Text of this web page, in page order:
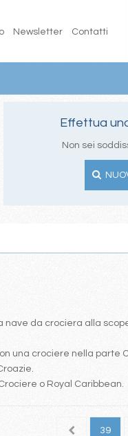
Newsletter Contatti
Effettua
Non sei
nave da crociera alla
una crociere nella parte
o Royal Caribbean.
38 39